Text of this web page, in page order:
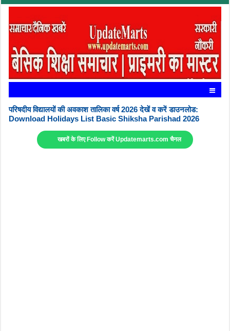
परिषदीय विद्यालयों की अवकाश तालिका वर्ष 2026 देखें व करें डाउनलोड:
Download Holidays List Basic Shiksha Parishad 2026
खबरों के लिए Follow करें Updatemarts.com चैनल